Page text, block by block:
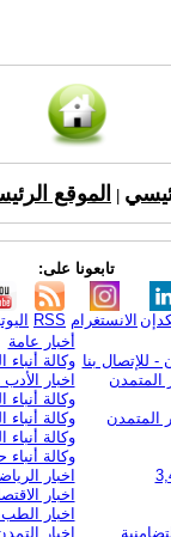
الموقع
تابعونا على:
RSS الانستغرام
- للإتصال بنا
المتمدن
المتمدن
أخبار عامة
وكالة أنباء
اخبار
وكالة أنباء
وكالة أنباء
وكالة أنباء
وكالة
اخبار
اخبار
اخبار الطب
اخبار